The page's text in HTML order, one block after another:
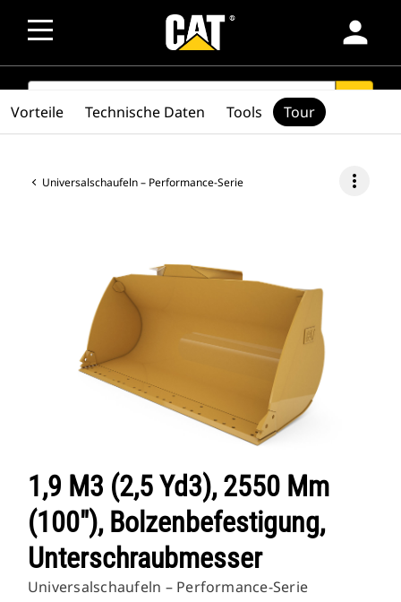
person
SEARCH
Universalschaufeln – Performance-Serie more_vert
1,9 M3 (2,5 Yd3), 2550 Mm
(100"), Bolzenbefestigung,
Unterschraubmesser
Universalschaufeln – Performance-Serie
Vorteile Technische Daten Tools Tour